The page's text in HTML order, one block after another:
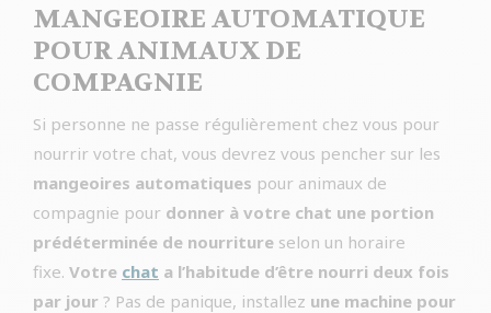
MANGEOIRE AUTOMATIQUE
POUR ANIMAUX DE
COMPAGNIE
Si personne ne passe régulièrement chez vous pour
nourrir votre chat, vous devrez vous pencher sur les
mangeoires automatiques pour animaux de
compagnie pour donner à votre chat une portion
prédéterminée de nourriture selon un horaire
fixe. Votre chat a l’habitude d’être nourri deux fois
par jour ? Pas de panique, installez une machine pour